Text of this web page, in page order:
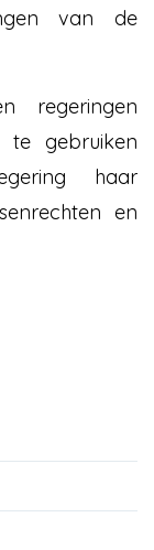
van de
regeringen
te gebruiken
haar
en